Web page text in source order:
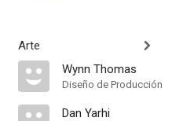
Arte
Wynn Thomas
Diseño de Producción
Dan Yarhi